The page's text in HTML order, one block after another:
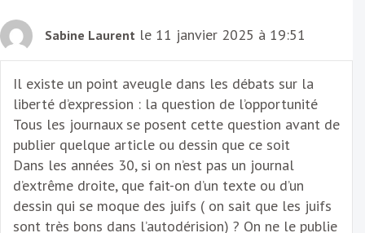
Sabine Laurent le 11 janvier 2025 à 19:51
Il existe un point aveugle dans les débats sur la
liberté d’expression : la question de l’opportunité
Tous les journaux se posent cette question avant de
publier quelque article ou dessin que ce soit
Dans les années 30, si on n’est pas un journal
d’extrême droite, que fait-on d’un texte ou d’un
dessin qui se moque des juifs ( on sait que les juifs
sont très bons dans l’autodérision) ? On ne le publie